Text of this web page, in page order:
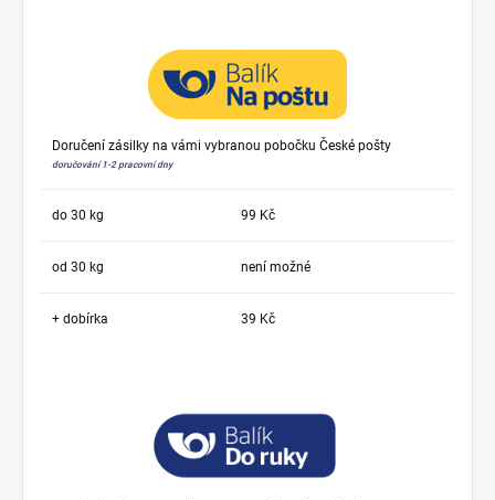
Doručení zásilky na vámi vybranou pobočku České pošty
doručování 1-2 pracovní dny
do 30 kg 99 Kč
od 30 kg není možné
+ dobírka 39 Kč